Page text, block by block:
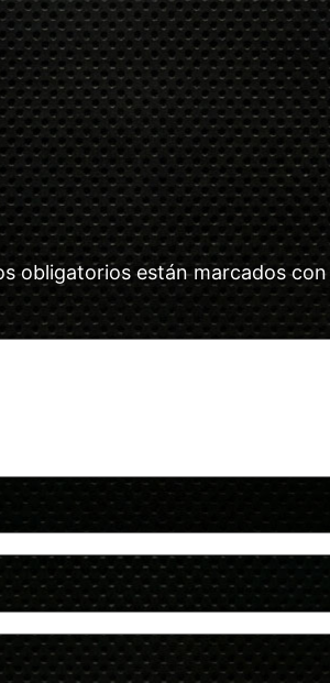
obligatorios están marcados